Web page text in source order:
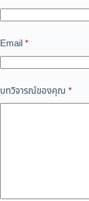
Email*
บทวิจารณ์ของคุณ *